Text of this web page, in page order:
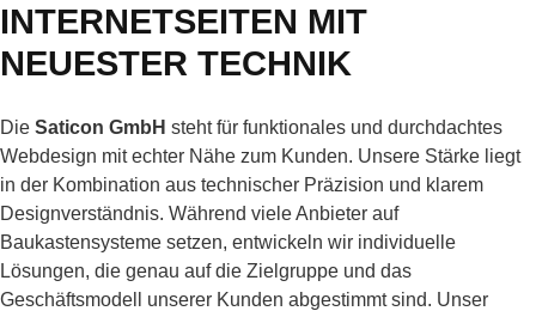
INTERNETSEITEN MIT
NEUESTER TECHNIK
Die Saticon GmbH steht für funktionales und durchdachtes
Webdesign mit echter Nähe zum Kunden. Unsere Stärke liegt
in der Kombination aus technischer Präzision und klarem
Designverständnis. Während viele Anbieter auf
Baukastensysteme setzen, entwickeln wir individuelle
Lösungen, die genau auf die Zielgruppe und das
Geschäftsmodell unserer Kunden abgestimmt sind. Unser